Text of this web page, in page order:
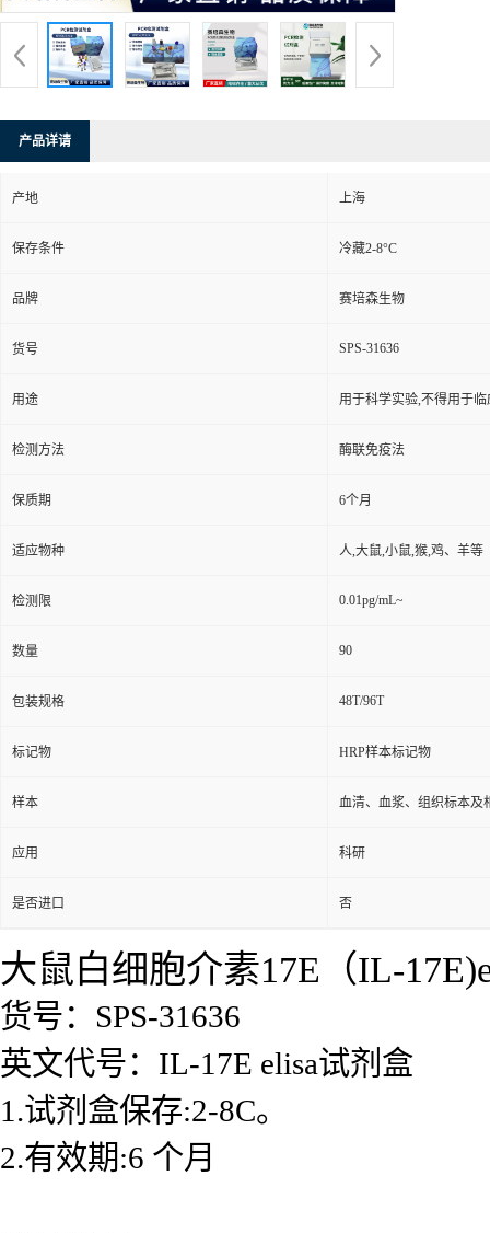
产品详请
产地 上海
保存条件 冷藏2-8°C
品牌 赛培森生物
货号 SPS-31636
用途 用于科学实验,不得用于临
检测方法 酶联免疫法
保质期 6个月
适应物种 人,大鼠,小鼠,猴,鸡、羊等
检测限 0.01pg/mL~
数量 90
包装规格 48T/96T
标记物 HRP样本标记物
样本 血清、血浆、组织标本及
应用 科研
是否进口 否
大鼠白细胞介素17E（IL-
货号：SPS-31636
英文代号：IL-17E elisa试剂盒
1.试剂盒保存:2-8C。
2.有效期:6 个月